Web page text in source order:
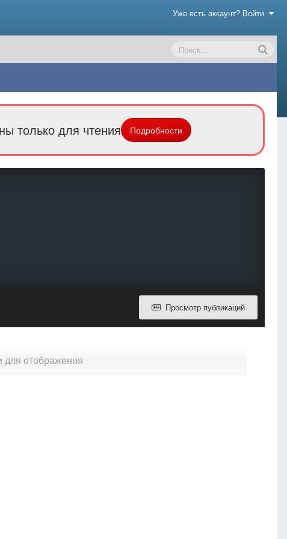
Уже есть аккаунт? Войти
только для чтения Подробности
Просмотр публикаций
для отображения